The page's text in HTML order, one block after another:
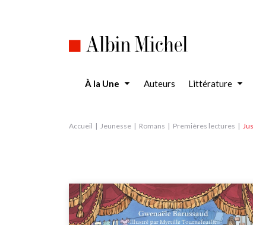
À la Une Auteurs Littérature
Accueil Jeunesse Romans Premières lectures